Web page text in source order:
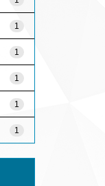
1
1
1
1
1